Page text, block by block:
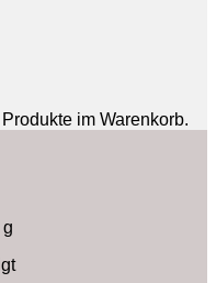
im Warenkorb.